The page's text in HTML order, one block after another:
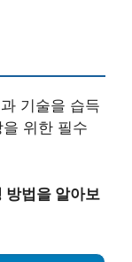
기술을 습득
위한 필수
방법을 알아보